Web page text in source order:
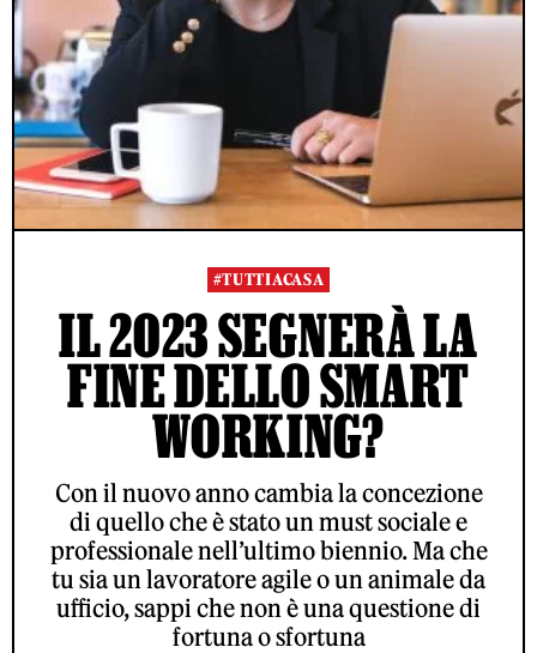
#TUTTIACASA
IL 2023 SEGNERÀ LA
FINE DELLO SMART
WORKING?
Con il nuovo anno cambia la concezione
di quello che è stato un must sociale e
professionale nell’ultimo biennio. Ma che
tu sia un lavoratore agile o un animale da
ufficio, sappi che non è una questione di
fortuna o sfortuna